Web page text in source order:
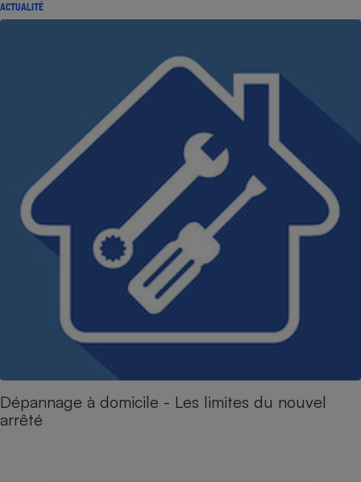
ACTUALITÉ
Dépannage à domicile - Les limites du nouvel
arrêté